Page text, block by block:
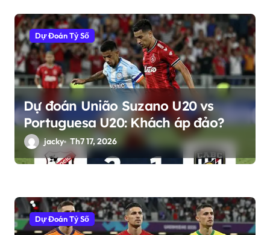
Dự Đoán Tỷ Số
Dự đoán União Suzano U20 vs
Portuguesa U20: Khách áp đảo?
jacky Th7 17, 2026
Dự Đoán Tỷ Số